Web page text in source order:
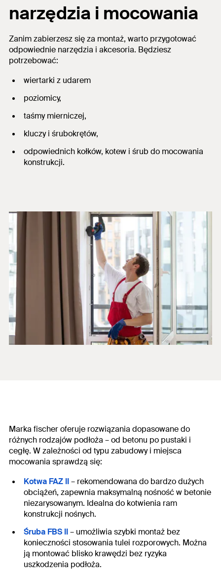
narzędzia i mocowania
Zanim zabierzesz się za montaż, warto przygotować
odpowiednie narzędzia i akcesoria. Będziesz
potrzebować:
wiertarki z udarem
poziomicy,
taśmy mierniczej,
kluczy i śrubokrętów,
odpowiednich kołków, kotew i śrub do mocowania
konstrukcji.
Marka fischer oferuje rozwiązania dopasowane do
różnych rodzajów podłoża – od betonu po pustaki i
cegłę. W zależności od typu zabudowy i miejsca
mocowania sprawdzą się:
Kotwa FAZ II– rekomendowana do bardzo dużych
obciążeń, zapewnia maksymalną nośność w betonie
niezarysowanym. Idealna do kotwienia ram
konstrukcji nośnych.
Śruba FBS II– umożliwia szybki montaż bez
konieczności stosowania tulei rozporowych. Można
ją montować blisko krawędzi bez ryzyka
uszkodzenia podłoża.